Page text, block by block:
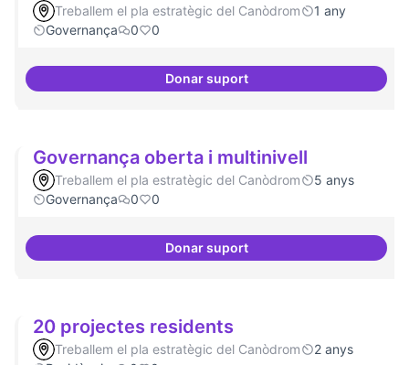
Treballem el pla estratègic del Canòdrom
1 any
Governança
0 0
Donar suportParticipació ciutadana
Governança oberta i multinivell
Treballem el pla estratègic del Canòdrom
5 anys
Governança
0 0
Donar suportGovernança oberta i multinivell
20 projectes residents
Treballem el pla estratègic del Canòdrom
2 anys